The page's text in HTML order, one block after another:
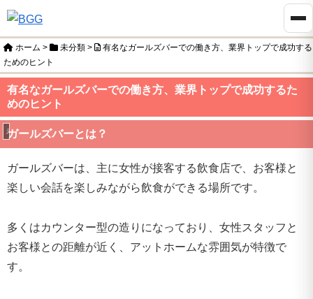
ホーム > 未分類 >
有名なガールズバーでの働き方、業界トップで成功する
ためのヒント
有名なガールズバーでの働き方、業界トップで成功するた
めのヒント
未分類
ガールズバーとは？
ガールズバーは、主に女性が接客する飲食店で、お客様と
楽しい会話を楽しみながら飲食ができる場所です。
多くはカウンター型の造りになっており、女性スタッフと
お客様との距離が近く、アットホームな雰囲気が特徴で
す。